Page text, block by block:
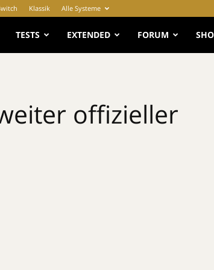
Klassik Alle Systeme
TESTS EXTENDED FORUM
offizieller